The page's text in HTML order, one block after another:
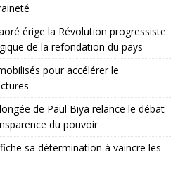
érige la Révolution progressiste
de la refondation du pays
pour accélérer le
de Paul Biya relance le débat
du pouvoir
sa détermination à vaincre les